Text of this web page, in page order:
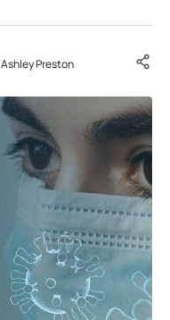
Ashley Preston